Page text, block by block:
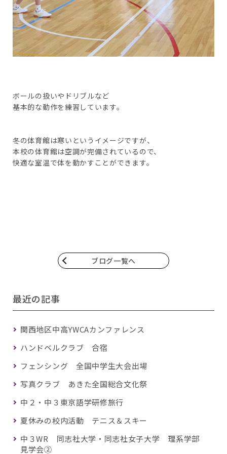
ボールの扱いやドリブルなど
基本的な動作を練習しています。
冬の体育館は寒いというイメージですが、
本校の体育館は空調が完備されているので、
快適な室温で体を動かすことができます。
ブログ一覧へ
最近の記事
関西地区中高YWCAカンファレンス
ハンドベルクラブ 合宿
フェンシング 全国中学生大会出場
写真クラブ あきた全国総合文化祭
中２・中３東京語学研修旅行
夏休みの校内活動 テニス＆スキー
中３WR 同志社大学・同志社女子大学 理系学部
見学会②